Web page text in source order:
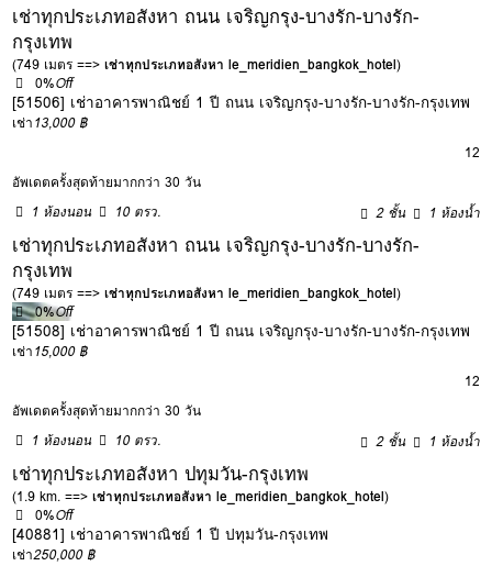
เช่าทุกประเภทอสังหา ถนน เจริญกรุง-บางรัก-บางรัก-
กรุงเทพ
(749 เมตร ==>เช่าทุกประเภทอสังหา le_meridien_bangkok_hotel)
0%Off
[51506] เช่าอาคารพาณิชย์ 1 ปี ถนน เจริญกรุง-บางรัก-บางรัก-กรุงเทพ
เช่า13,000 ฿
12
อัพเดตครั้งสุดท้ายมากกว่า 30 วัน
1 ห้องนอน
10 ตรว. 2 ชั้น 1 ห้องน้ำ
เช่าทุกประเภทอสังหา ถนน เจริญกรุง-บางรัก-บางรัก-
กรุงเทพ
(749 เมตร ==>เช่าทุกประเภทอสังหา le_meridien_bangkok_hotel)
0%Off
[51508] เช่าอาคารพาณิชย์ 1 ปี ถนน เจริญกรุง-บางรัก-บางรัก-กรุงเทพ
เช่า15,000 ฿
12
อัพเดตครั้งสุดท้ายมากกว่า 30 วัน
1 ห้องนอน
10 ตรว. 2 ชั้น 1 ห้องน้ำ
เช่าทุกประเภทอสังหา ปทุมวัน-กรุงเทพ
(1.9 km. ==>เช่าทุกประเภทอสังหา le_meridien_bangkok_hotel)
0%Off
[40881] เช่าอาคารพาณิชย์ 1 ปี ปทุมวัน-กรุงเทพ
เช่า250,000 ฿